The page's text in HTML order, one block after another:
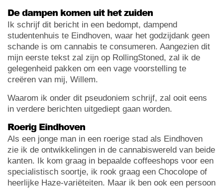
De dampen komen uit het zuiden
Ik schrijf dit bericht in een bedompt, dampend
studentenhuis te Eindhoven, waar het godzijdank geen
schande is om cannabis te consumeren. Aangezien dit
mijn eerste tekst zal zijn op RollingStoned, zal ik de
gelegenheid pakken om een vage voorstelling te
creëren van mij, Willem.
Waarom ik onder dit pseudoniem schrijf, zal ooit eens
in verdere berichten uitgediept gaan worden.
Roerig Eindhoven
Als een jonge man in een roerige stad als Eindhoven
zie ik de ontwikkelingen in de cannabiswereld van beide
kanten. Ik kom graag in bepaalde coffeeshops voor een
specialistisch soortje, ik rook graag een Chocolope of
heerlijke Haze-variëteiten. Maar ik ben ook een persoon